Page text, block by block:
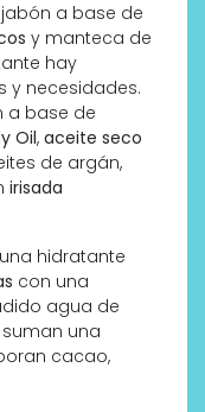
a base de
y manteca de
hay
y necesidades.
a base de
Oil, aceite seco
de argán,
irisada
hidratante
con una
agua de
una
cacao,